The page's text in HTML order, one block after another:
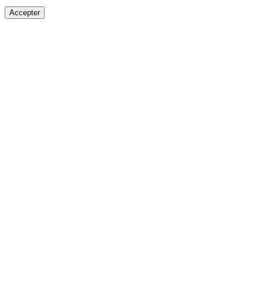
Accepter